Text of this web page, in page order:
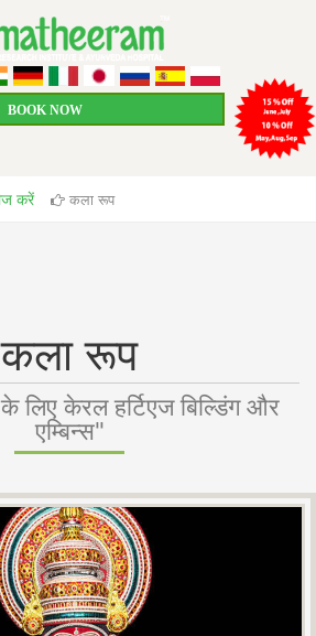
BOOK NOW
करें कला रूप
कला रूप
लिए केरल हर्टिएज बिल्डिंग और
एम्बिन्स"